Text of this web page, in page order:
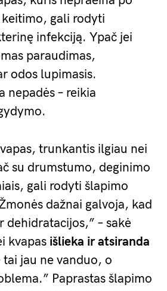
gali rodyti
infekciją. Ypač jei
paraudimas,
odos lupimasis.
nepadės – reikia
trunkantis ilgiau nei
su drumstumo, deginimo
gali rodyti šlapimo
dažnai galvoja, kad
dehidratacijos,” – sakė
kvapas išlieka ir atsiranda
tai jau ne vanduo, o
Paprastas šlapimo